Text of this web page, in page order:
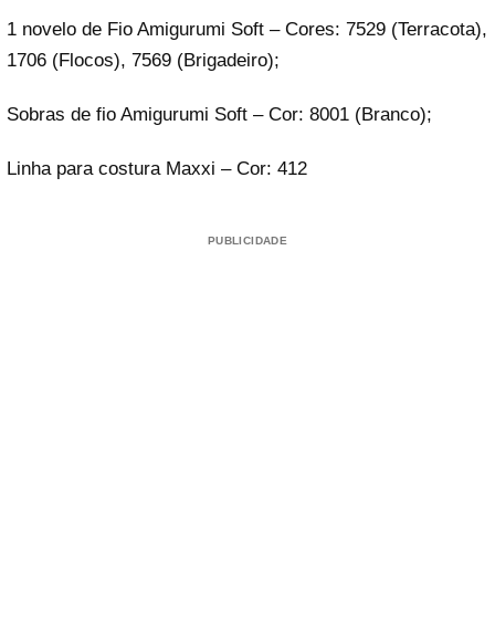
1 novelo de Fio Amigurumi Soft – Cores: 7529 (Terracota),
1706 (Flocos), 7569 (Brigadeiro);
Sobras de fio Amigurumi Soft – Cor: 8001 (Branco);
Linha para costura Maxxi – Cor: 412
PUBLICIDADE